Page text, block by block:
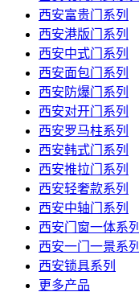
西安富贵门系列
西安港版门系列
西安中式门系列
西安面包门系列
西安防爆门系列
西安对开门系列
西安罗马柱系列
西安韩式门系列
西安推拉门系列
西安轻奢款系列
西安中轴门系列
西安门窗一体系列
西安一门一景系列
西安锁具系列
更多产品